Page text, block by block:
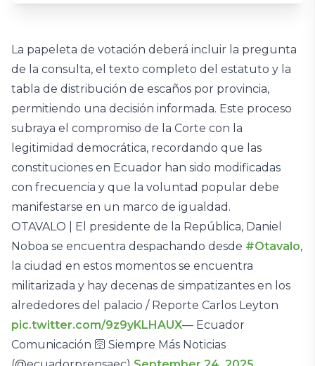
La papeleta de votación deberá incluir la pregunta
de la consulta, el texto completo del estatuto y la
tabla de distribución de escaños por provincia,
permitiendo una decisión informada. Este proceso
subraya el compromiso de la Corte con la
legitimidad democrática, recordando que las
constituciones en Ecuador han sido modificadas
con frecuencia y que la voluntad popular debe
manifestarse en un marco de igualdad.
OTAVALO | El presidente de la República, Daniel
Noboa se encuentra despachando desde #Otavalo,
la ciudad en estos momentos se encuentra
militarizada y hay decenas de simpatizantes en los
alrededores del palacio / Reporte Carlos Leyton
pic.twitter.com/9z9yKLHAUX— Ecuador
Comunicación 🛜 Siempre Más Noticias